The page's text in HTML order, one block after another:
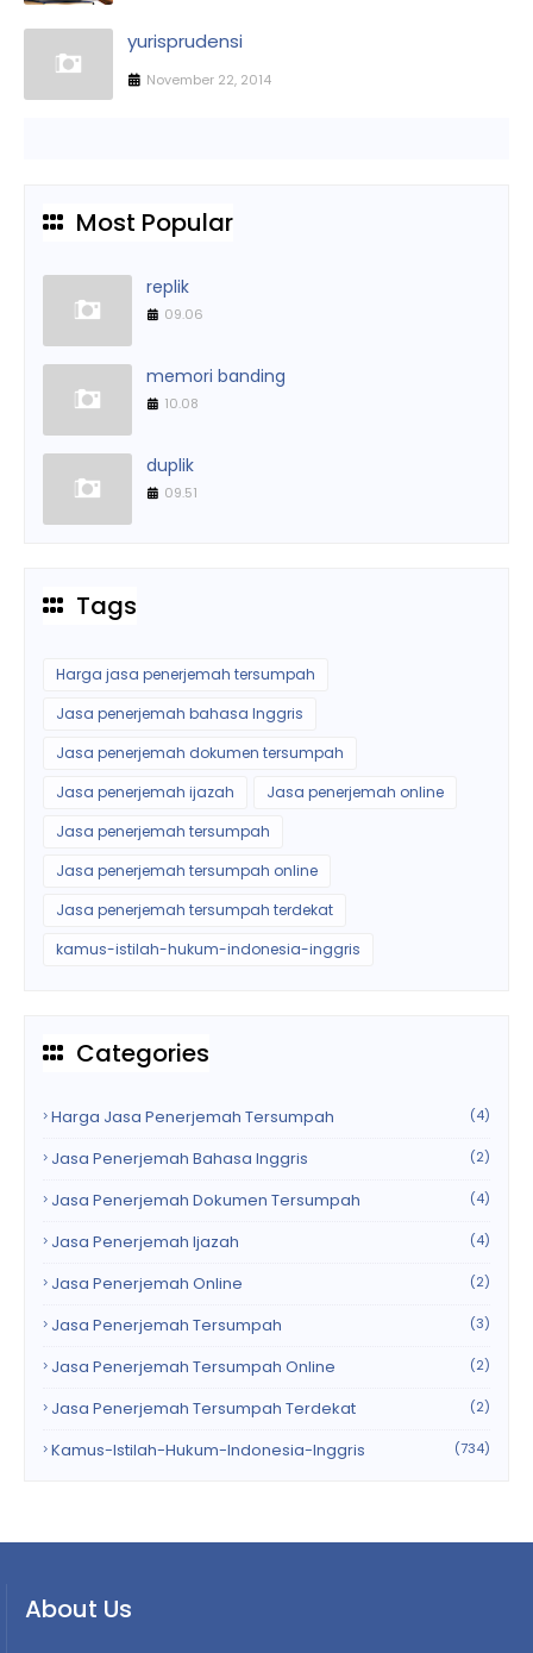
yurisprudensi
November 22, 2014
Most Popular
replik
09.06
memori banding
10.08
duplik
09.51
Tags
Harga jasa penerjemah tersumpah
Jasa penerjemah bahasa Inggris
Jasa penerjemah dokumen tersumpah
Jasa penerjemah ijazah
Jasa penerjemah online
Jasa penerjemah tersumpah
Jasa penerjemah tersumpah online
Jasa penerjemah tersumpah terdekat
kamus-istilah-hukum-indonesia-inggris
Categories
Harga Jasa Penerjemah Tersumpah (4)
Jasa Penerjemah Bahasa Inggris (2)
Jasa Penerjemah Dokumen Tersumpah (4)
Jasa Penerjemah Ijazah (4)
Jasa Penerjemah Online (2)
Jasa Penerjemah Tersumpah (3)
Jasa Penerjemah Tersumpah Online (2)
Jasa Penerjemah Tersumpah Terdekat (2)
Kamus-Istilah-Hukum-Indonesia-Inggris (734)
About Us